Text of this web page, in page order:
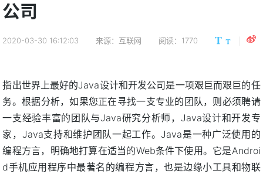
公司
2020-03-30 16:12:03 来源：互联网 阅读：1770
指出世界上最好的Java设计和开发公司是一项艰巨而艰巨的任
务。根据分析，如果您正在寻找一支专业的团队，则必须聘请
一支经验丰富的团队与Java研究分析师，Java设计和开发专
家，Java支持和维护团队一起工作。Java是一种广泛使用的
编程方言，明确地打算在适当的Web条件下使用。它是Androi
d手机应用程序中最著名的编程方言，也是边缘小工具和物联